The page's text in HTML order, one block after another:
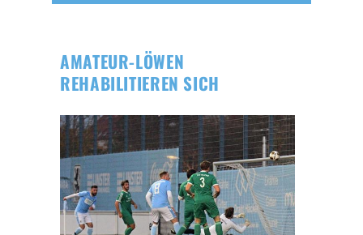
AMATEUR-LÖWEN
REHABILITIEREN SICH